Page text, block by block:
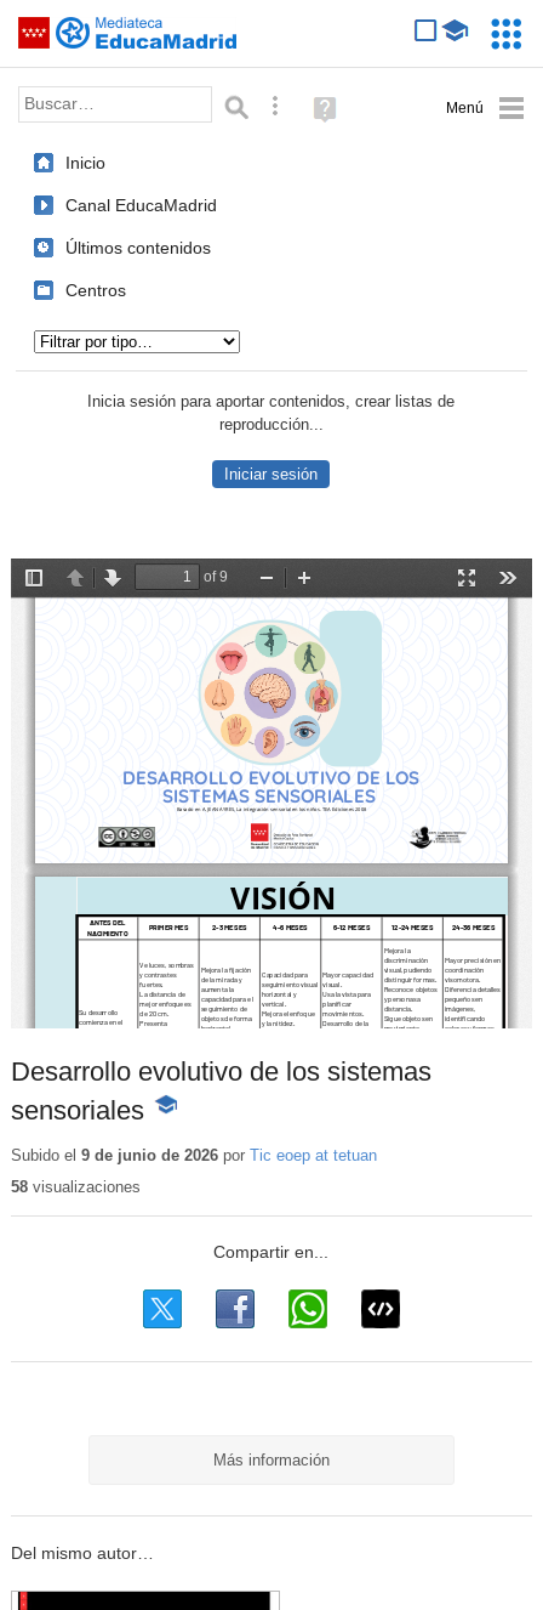
Saltar navegación
Palabra o frase: Búsqueda avanzada
Ayuda
(en
Inicio
Canal EducaMadrid
Últimos contenidos
Centros
Inicia sesión para aportar contenidos, crear listas de
reproducción...
Iniciar sesión
Desarrollo evolutivo de los sistemas
sensoriales -
educativo
Subido el 9 de junio de 2026por Tic eoep at tetuan
58visualizaciones
Más información
Del mismo autor…